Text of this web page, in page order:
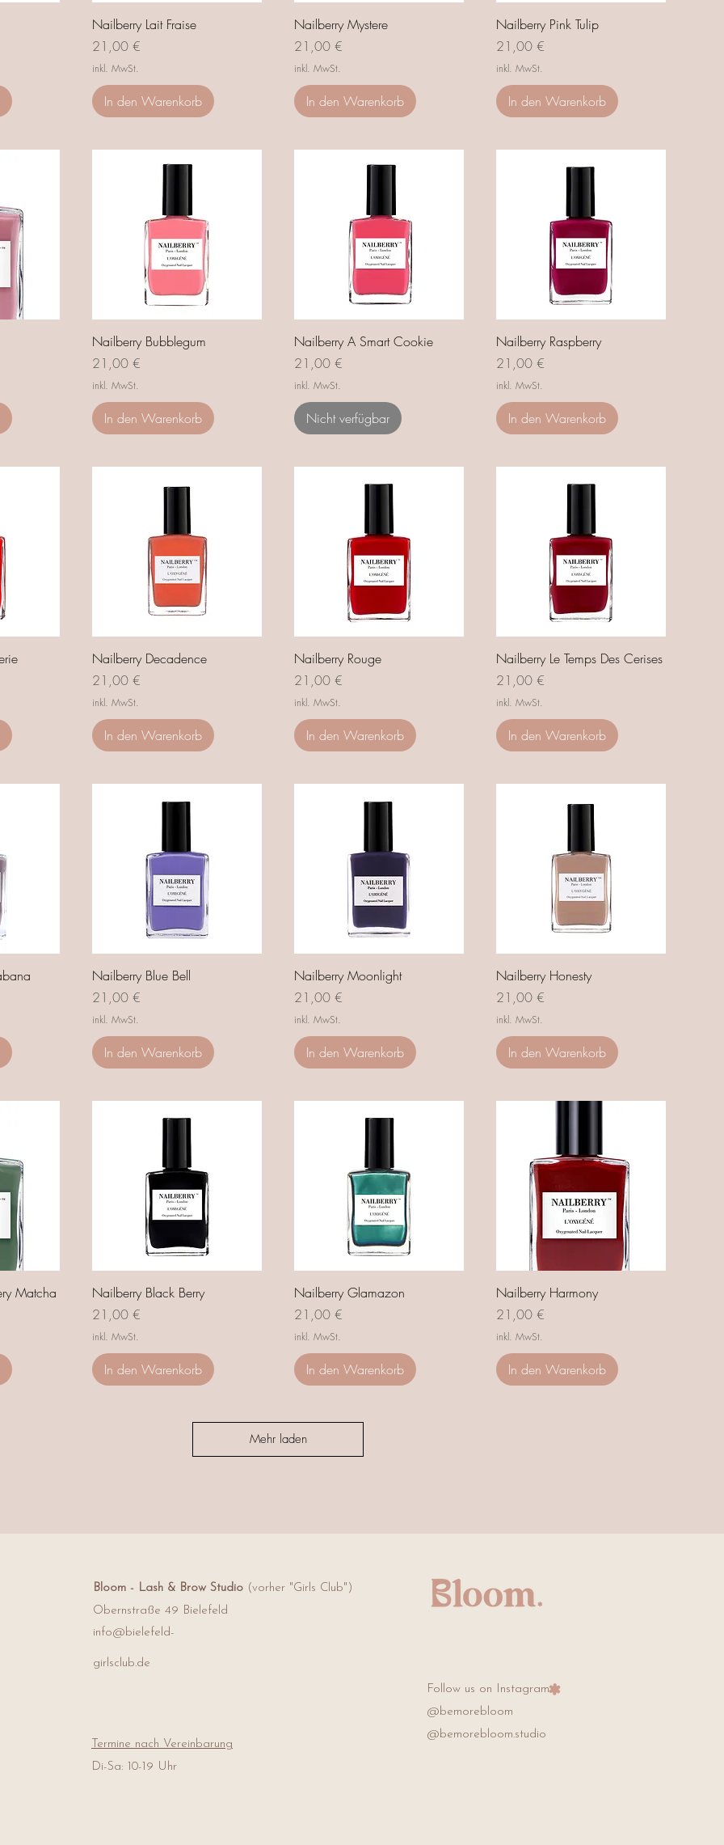
Nailberry Lait Fraise
Preis
21,00 €
inkl. MwSt.
In den Warenkorb
Nailberry Mystere
Preis
21,00 €
inkl. MwSt.
In den Warenkorb
Nailberry Pink Tulip
Preis
21,00 €
inkl. MwSt.
In den Warenkorb
Nailberry Bubblegum
Preis
21,00 €
inkl. MwSt.
In den Warenkorb
Nailberry A Smart Cookie
Preis
21,00 €
inkl. MwSt.
Nicht verfügbar
Nailberry Raspberry
Preis
21,00 €
inkl. MwSt.
In den Warenkorb
Nailberry Decadence
Preis
21,00 €
inkl. MwSt.
In den Warenkorb
Nailberry Rouge
Preis
21,00 €
inkl. MwSt.
In den Warenkorb
Nailberry Le Temps Des Cerises
Preis
21,00 €
inkl. MwSt.
In den Warenkorb
Nailberry Blue Bell
Preis
21,00 €
inkl. MwSt.
In den Warenkorb
Nailberry Moonlight
Preis
21,00 €
inkl. MwSt.
In den Warenkorb
Nailberry Honesty
Preis
21,00 €
inkl. MwSt.
In den Warenkorb
Matcha
Nailberry Black Berry
Preis
21,00 €
inkl. MwSt.
In den Warenkorb
Nailberry Glamazon
Preis
21,00 €
inkl. MwSt.
In den Warenkorb
Nailberry Harmony
Preis
21,00 €
inkl. MwSt.
In den Warenkorb
Mehr laden
Bloom - Lash & Brow Studio (vorher "Girls Club")
Obernstraße 49 Bielefeld
info@bielefeld-
girlsclub.de
Termine nach Vereinbarung
Di-Sa: 10-19 Uhr
Follow us on Instagram
@bemorebloom
@bemorebloom.studio